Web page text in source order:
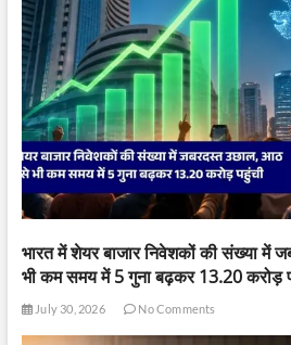
भारत में शेयर बाजार निवेशकों की संख्या
भी कम समय में 5 गुना बढ़कर 13.20 करोड़
July 30, 2026 No Comments